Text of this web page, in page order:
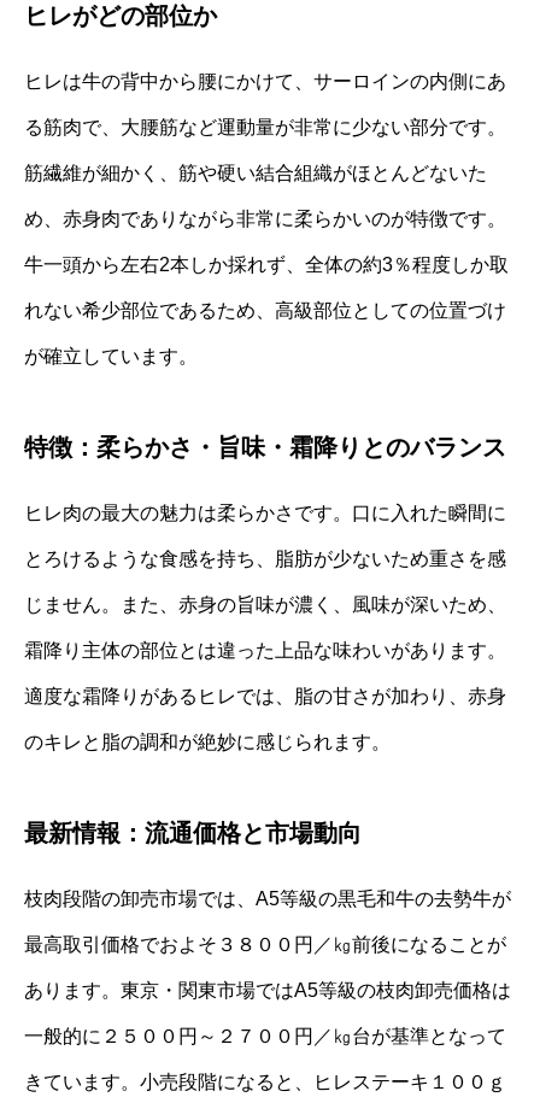
ヒレがどの部位か
ヒレは牛の背中から腰にかけて、サーロインの内側にあ
る筋肉で、大腰筋など運動量が非常に少ない部分です。
筋繊維が細かく、筋や硬い結合組織がほとんどないた
め、赤身肉でありながら非常に柔らかいのが特徴です。
牛一頭から左右2本しか採れず、全体の約3％程度しか取
れない希少部位であるため、高級部位としての位置づけ
が確立しています。
特徴：柔らかさ・旨味・霜降りとのバランス
ヒレ肉の最大の魅力は柔らかさです。口に入れた瞬間に
とろけるような食感を持ち、脂肪が少ないため重さを感
じません。また、赤身の旨味が濃く、風味が深いため、
霜降り主体の部位とは違った上品な味わいがあります。
適度な霜降りがあるヒレでは、脂の甘さが加わり、赤身
のキレと脂の調和が絶妙に感じられます。
最新情報：流通価格と市場動向
枝肉段階の卸売市場では、A5等級の黒毛和牛の去勢牛が
最高取引価格でおよそ３８００円／㎏前後になることが
あります。東京・関東市場ではA5等級の枝肉卸売価格は
一般的に２５００円～２７００円／㎏台が基準となって
きています。小売段階になると、ヒレステーキ１００ｇ